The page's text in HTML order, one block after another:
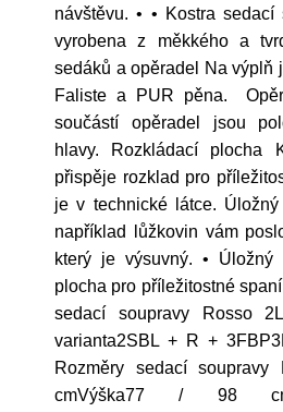
návštěvu. • • Kostra
vyrobena z měkkého a
sedáků a opěradel Na výplň
Faliste a PUR pěna.
součástí opěradel jsou
hlavy. Rozkládací plocha
přispěje rozklad pro
je v technické látce.
například lůžkovin vám
který je výsuvný. • Úložný
plocha pro příležitostné
sedací soupravy Rosso
varianta2SBL + R +
Rozměry sedací
cmVýška77 / 98